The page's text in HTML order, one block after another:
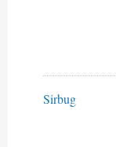
Sirbug